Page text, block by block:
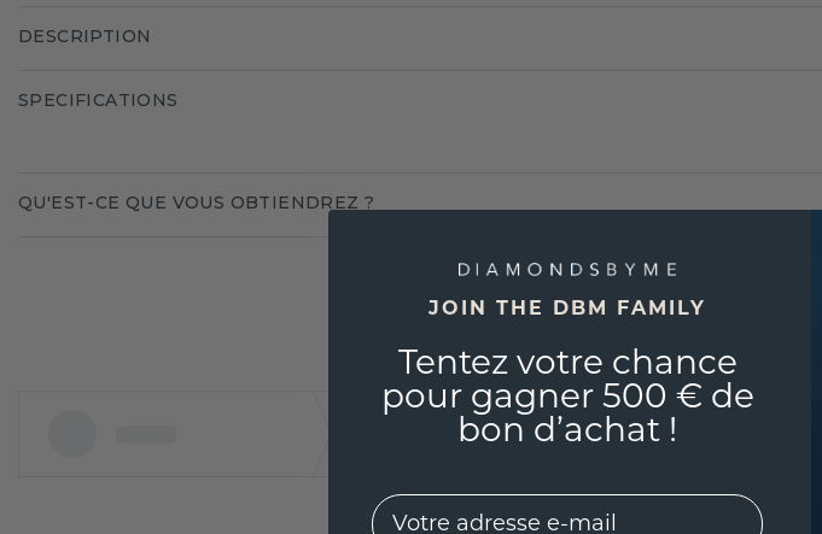
DESCRIPTION
SPECIFICATIONS
QU'EST-CE QUE VOUS OBTIENDREZ ?
JOIN THE DBM FAMILY
Tentez votre chance
pour gagner 500 € de
bon d’achat !
EMail